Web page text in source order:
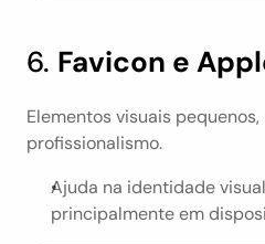
6. Favicon e
Elementos visuais
profissionalismo.
Ajuda na identidade
principalmente em